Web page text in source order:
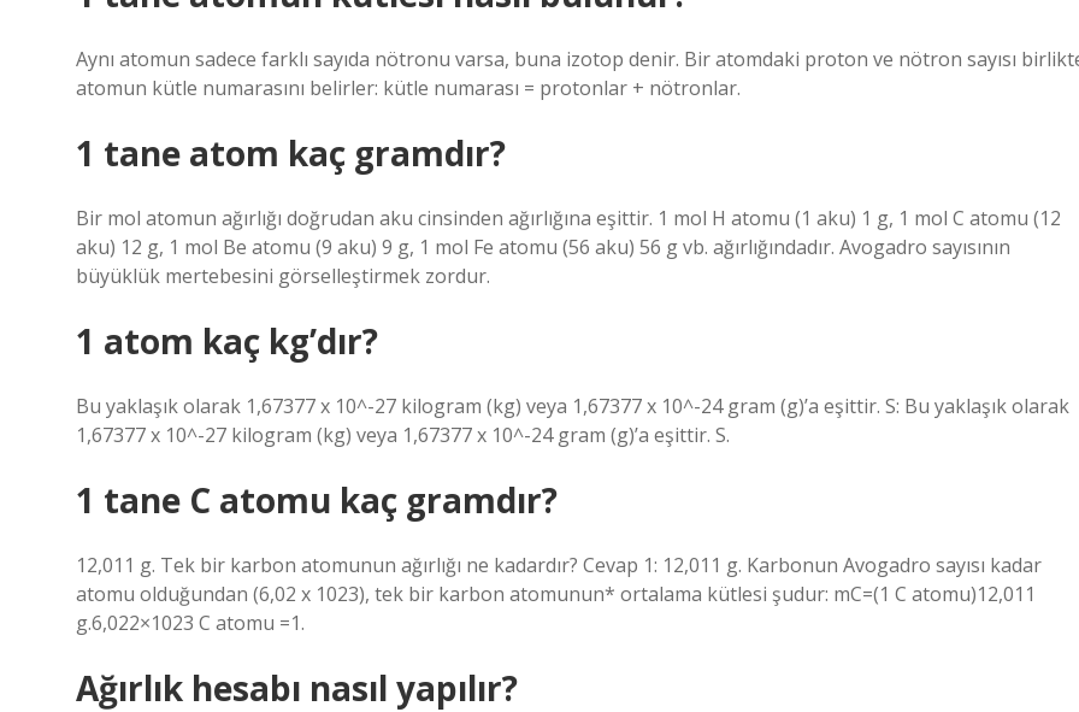
Aynı atomun sadece farklı sayıda nötronu varsa, buna izotop denir. Bir atomdaki proton ve nötron sayısı
atomun kütle numarasını belirler: kütle numarası = protonlar + nötronlar.
1 tane atom kaç gramdır?
Bir mol atomun ağırlığı doğrudan aku cinsinden ağırlığına eşittir. 1 mol H atomu (1 aku) 1 g, 1 mol C atomu (12
aku) 12 g, 1 mol Be atomu (9 aku) 9 g, 1 mol Fe atomu (56 aku) 56 g vb. ağırlığındadır. Avogadro sayısının
büyüklük mertebesini görselleştirmek zordur.
1 atom kaç kg’dır?
Bu yaklaşık olarak 1,67377 x 10^-27 kilogram (kg) veya 1,67377 x 10^-24 gram (g)’a eşittir. S: Bu yaklaşık olarak
1,67377 x 10^-27 kilogram (kg) veya 1,67377 x 10^-24 gram (g)’a eşittir. S.
1 tane C atomu kaç gramdır?
12,011 g. Tek bir karbon atomunun ağırlığı ne kadardır? Cevap 1: 12,011 g. Karbonun Avogadro sayısı kadar
atomu olduğundan (6,02 x 1023), tek bir karbon atomunun* ortalama kütlesi şudur: mC=(1 C atomu)12,011
g.6,022×1023 C atomu =1.
Ağırlık hesabı nasıl yapılır?